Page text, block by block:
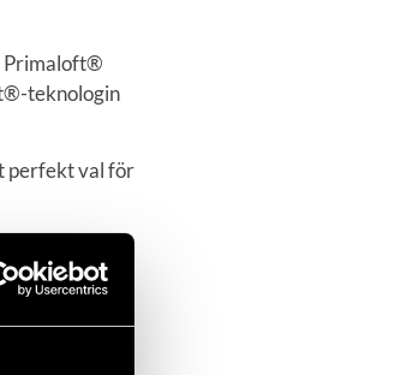
Primaloft®
teknologin
perfekt val för